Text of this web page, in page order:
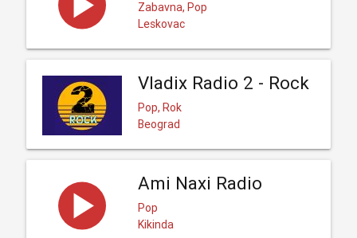
Zabavna, Pop
Leskovac
Vladix Radio 2 - Rock
Pop, Rok
Beograd
Ami Naxi Radio
Pop
Kikinda